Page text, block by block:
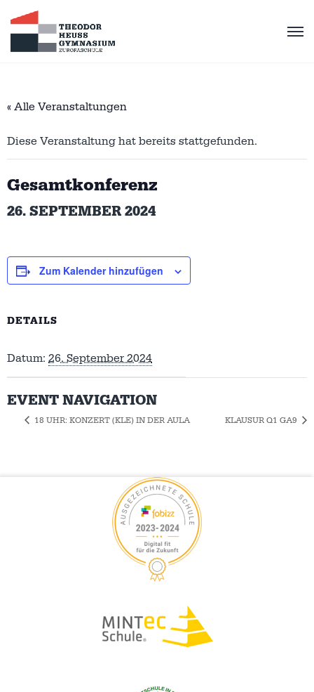
« Alle Veranstaltungen
Diese Veranstaltung hat bereits stattgefunden.
Gesamtkonferenz
26. SEPTEMBER 2024
Zum Kalender hinzufügen
DETAILS
Datum: 26. September 2024
EVENT NAVIGATION
18 UHR: KONZERT (KLE) IN DER AULA KLAUSUR Q1 GA9